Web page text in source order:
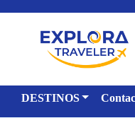
DESTINOS